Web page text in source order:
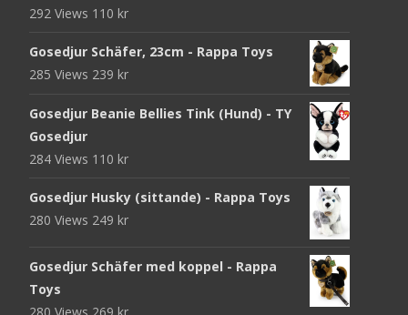
292 Views 110 kr
Gosedjur Schäfer, 23cm - Rappa Toys
285 Views 239 kr
Gosedjur Beanie Bellies Tink (Hund) - TY
Gosedjur
284 Views 110 kr
Gosedjur Husky (sittande) - Rappa Toys
280 Views 249 kr
Gosedjur Schäfer med koppel - Rappa
Toys